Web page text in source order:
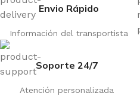
Envio Rápido
Información del transportista
Soporte 24/7
Atención personalizada